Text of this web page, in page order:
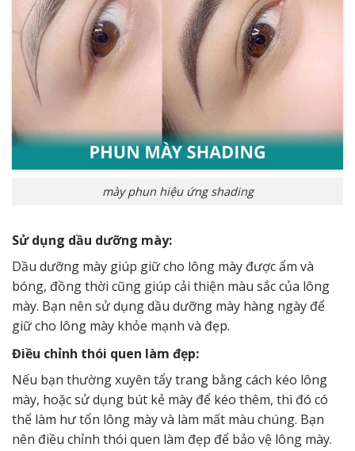
mày phun hiệu ứng shading
Sử dụng dầu dưỡng mày:
Dầu dưỡng mày giúp giữ cho lông mày được ẩm và
bóng, đồng thời cũng giúp cải thiện màu sắc của lông
mày. Bạn nên sử dụng dầu dưỡng mày hàng ngày để
giữ cho lông mày khỏe mạnh và đẹp.
Điều chỉnh thói quen làm đẹp:
Nếu bạn thường xuyên tẩy trang bằng cách kéo lông
mày, hoặc sử dụng bút kẻ mày để kéo thêm, thì đó có
thể làm hư tổn lông mày và làm mất màu chúng. Bạn
nên điều chỉnh thói quen làm đẹp để bảo vệ lông mày.